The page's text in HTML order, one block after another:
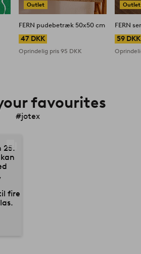
Outlet
FERN pudebetræk 50x50 cm
47 DKK
Oprindelig pris95 DKK
Outlet
FERN
59 DKK
favourites
#jotex